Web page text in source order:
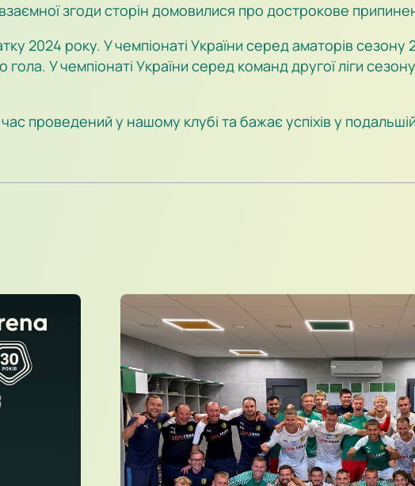
згоди сторін домовилися про дострокове
2024 року. У чемпіонаті України серед аматорів сезону
У чемпіонаті України серед команд другої ліги
проведений у нашому клубі та бажає успіхів у подальшій